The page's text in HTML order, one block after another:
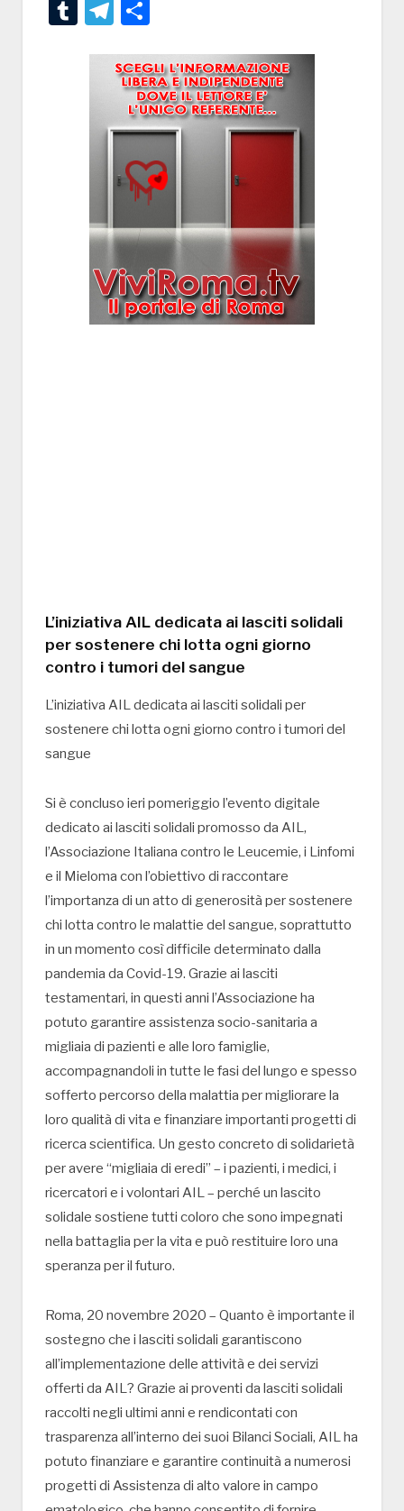
TumblrTelegram
L’iniziativa AIL dedicata ai lasciti solidali
per sostenere chi lotta ogni giorno
contro i tumori del sangue
L’iniziativa AIL dedicata ai lasciti solidali per
sostenere chi lotta ogni giorno contro i tumori del
sangue
Si è concluso ieri pomeriggio l’evento digitale
dedicato ai lasciti solidali promosso da AIL,
l’Associazione Italiana contro le Leucemie, i Linfomi
e il Mieloma con l’obiettivo di raccontare
l’importanza di un atto di generosità per sostenere
chi lotta contro le malattie del sangue, soprattutto
in un momento così difficile determinato dalla
pandemia da Covid-19. Grazie ai lasciti
testamentari, in questi anni l’Associazione ha
potuto garantire assistenza socio-sanitaria a
migliaia di pazienti e alle loro famiglie,
accompagnandoli in tutte le fasi del lungo e spesso
sofferto percorso della malattia per migliorare la
loro qualità di vita e finanziare importanti progetti di
ricerca scientifica. Un gesto concreto di solidarietà
per avere “migliaia di eredi” – i pazienti, i medici, i
ricercatori e i volontari AIL – perché un lascito
solidale sostiene tutti coloro che sono impegnati
nella battaglia per la vita e può restituire loro una
speranza per il futuro.
Roma, 20 novembre 2020 – Quanto è importante il
sostegno che i lasciti solidali garantiscono
all’implementazione delle attività e dei servizi
offerti da AIL? Grazie ai proventi da lasciti solidali
raccolti negli ultimi anni e rendicontati con
trasparenza all’interno dei suoi Bilanci Sociali, AIL ha
potuto finanziare e garantire continuità a numerosi
progetti di Assistenza di alto valore in campo